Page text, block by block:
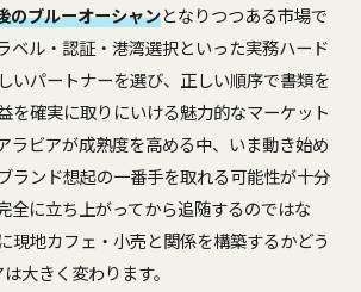
のブルーオーシャンとなりつつある市場で
ベル・認証・港湾選択といった実務ハード
いパートナーを選び、正しい順序で書類を
を確実に取りにいける魅力的なマーケット
ラビアが成熟度を高める中、いま動き始め
ランド想起の一番手を取れる可能性が十分
全に立ち上がってから追随するのではな
現地カフェ・小売と関係を構築するかどう
大きく変わります。